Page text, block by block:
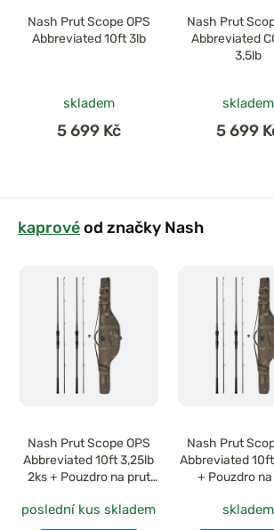
Nash Prut Scope OPS
Abbreviated 10ft 3lb
skladem
5 699 Kč
Nash Prut
Abbreviated
3,5lb
skladem
5 699
kaprovéod značky Nash
Nash Prut Scope OPS
Abbreviated 10ft 3,25lb
2ks + Pouzdro na prut
poslední kus skladem
Nash Prut
Abbreviated
+ Pouzdro
skladem